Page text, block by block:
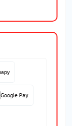
Google Pay